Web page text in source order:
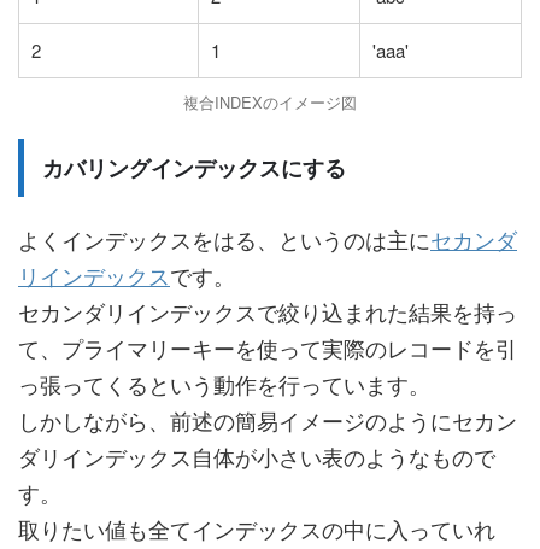
2 1 'aaa'
複合INDEXのイメージ図
カバリングインデックスにする
よくインデックスをはる、というのは主にセカンダ
リインデックスです。
セカンダリインデックスで絞り込まれた結果を持っ
て、プライマリーキーを使って実際のレコードを引
っ張ってくるという動作を行っています。
しかしながら、前述の簡易イメージのようにセカン
ダリインデックス自体が小さい表のようなもので
す。
取りたい値も全てインデックスの中に入っていれ